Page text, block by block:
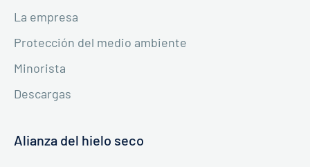
La empresa
Protección del medio ambiente
Minorista
Descargas
Alianza del hielo seco